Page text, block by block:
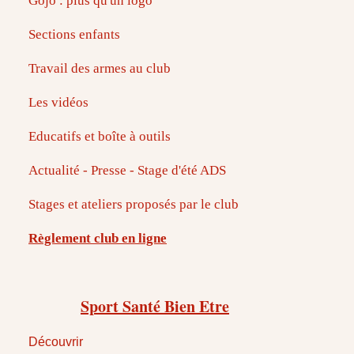
Sections enfants
Travail des armes au club
Les vidéos
Educatifs et boîte à outils
Actualité - Presse - Stage d'été ADS
Stages et ateliers proposés par le club
Règlement club en ligne
Sport Santé Bien Etre
Découvrir